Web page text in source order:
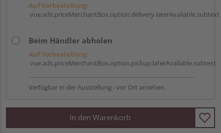
Auf Vorbestellung:
vue.ads.priceMerchantBox.option.delivery.laterAvailable.subtext
Beim Händler abholen
Auf Vorbestellung:
vue.ads.priceMerchantBox.option.pickup.laterAvailable.subtext
Verfügbar in der Ausstellung - vor Ort ansehen.
In den Warenkorb